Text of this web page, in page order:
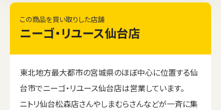
この商品を買い取りした店舗
ニーゴ・リユース仙台店
東北地方最大都市の宮城県のほぼ中心に位置する仙
台市でニーゴ・リユース仙台店は営業しています。
ニトリ仙台松森店さんやしまむらさんなどが一斉に集